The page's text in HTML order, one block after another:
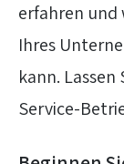
erfahren und
Ihres
kann.
Service-